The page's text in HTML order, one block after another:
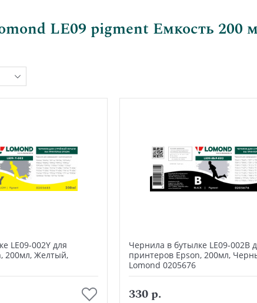
LE09 pigment Емкость 200
LE09-002Y для
200мл, Желтый,
Чернила в бутылке LE09-002B
принтеров Epson, 200мл,
Lomond 0205676
330 р.